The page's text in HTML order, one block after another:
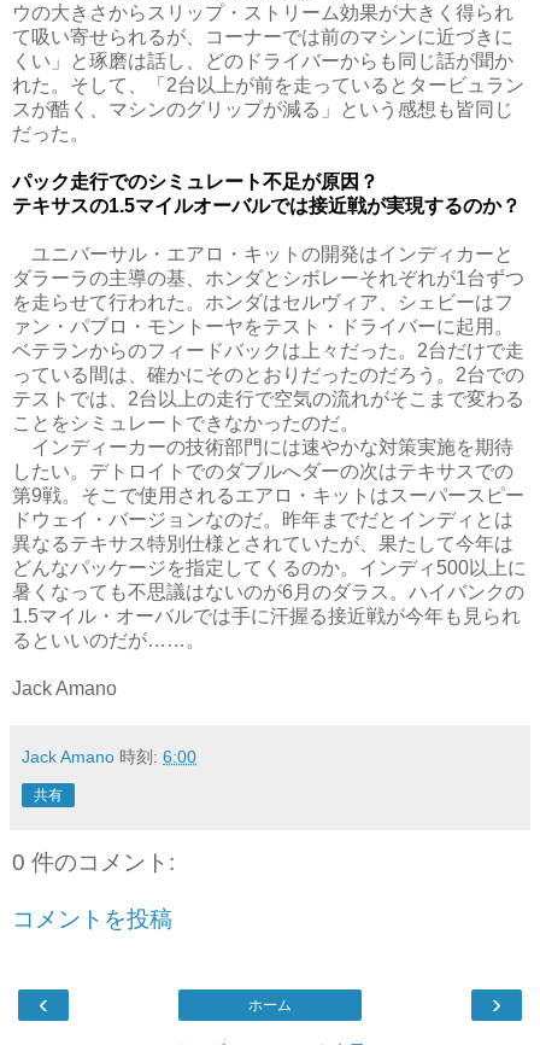
ウの大きさからスリップ・ストリーム効果が大きく得られ
て吸い寄せられるが、コーナーでは前のマシンに近づきに
くい」と琢磨は話し、どのドライバーからも同じ話が聞か
れた。そして、「2台以上が前を走っているとタービュラン
スが酷く、マシンのグリップが減る」という感想も皆同じ
だった。
パック走行でのシミュレート不足が原因？
テキサスの1.5マイルオーバルでは接近戦が実現するのか？
ユニバーサル・エアロ・キットの開発はインディカーと
ダラーラの主導の基、ホンダとシボレーそれぞれが1台ずつ
を走らせて行われた。ホンダはセルヴィア、シェビーはフ
ァン・パブロ・モントーヤをテスト・ドライバーに起用。
ベテランからのフィードバックは上々だった。2台だけで走
っている間は、確かにそのとおりだったのだろう。2台での
テストでは、2台以上の走行で空気の流れがそこまで変わる
ことをシミュレートできなかったのだ。
インディーカーの技術部門には速やかな対策実施を期待
したい。デトロイトでのダブルへダーの次はテキサスでの
第9戦。そこで使用されるエアロ・キットはスーパースピー
ドウェイ・バージョンなのだ。昨年までだとインディとは
異なるテキサス特別仕様とされていたが、果たして今年は
どんなパッケージを指定してくるのか。インディ500以上に
暑くなっても不思議はないのが6月のダラス。ハイバンクの
1.5マイル・オーバルでは手に汗握る接近戦が今年も見られ
るといいのだが……。
Jack Amano
Jack Amano 時刻: 6:00
共有
0 件のコメント:
コメントを投稿
‹ ›
ホーム